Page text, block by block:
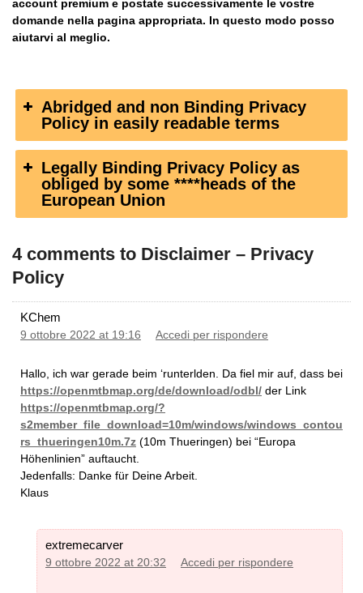
account premium e postate successivamente le vostre
domande nella pagina appropriata. In questo modo posso
aiutarvi al meglio.
Abridged and non Binding Privacy
Policy in easily readable terms
Legally Binding Privacy Policy as
obliged by some ****heads of the
European Union
4 comments to Disclaimer – Privacy
Policy
KChem
9 ottobre 2022 at 19:16 Accedi per rispondere
Hallo, ich war gerade beim ‘runterlden. Da fiel mir auf, dass bei
https://openmtbmap.org/de/download/odbl/ der Link
https://openmtbmap.org/?
s2member_file_download=10m/windows/windows_contou
rs_thueringen10m.7z (10m Thueringen) bei “Europa
Höhenlinien” auftaucht.
Jedenfalls: Danke für Deine Arbeit.
Klaus
extremecarver
9 ottobre 2022 at 20:32 Accedi per rispondere